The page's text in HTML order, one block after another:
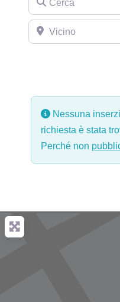
Nessuna
richiesta è stata
Perché non